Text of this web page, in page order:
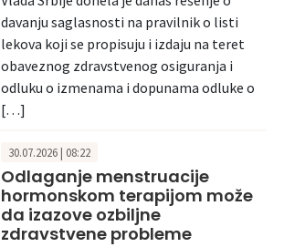
davanju saglasnosti na pravilnik o listi
lekova koji se propisuju i izdaju na teret
obaveznog zdravstvenog osiguranja i
odluku o izmenama i dopunama odluke o
[…]
30.07.2026 | 08:22
Odlaganje menstruacije
hormonskom terapijom može
da izazove ozbiljne
zdravstvene probleme